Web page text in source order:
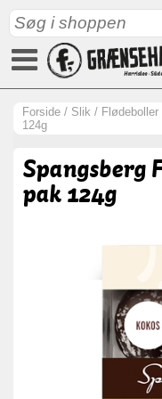
Forside / Slik / Flødeboller
124g
Spangsberg
pak 124g